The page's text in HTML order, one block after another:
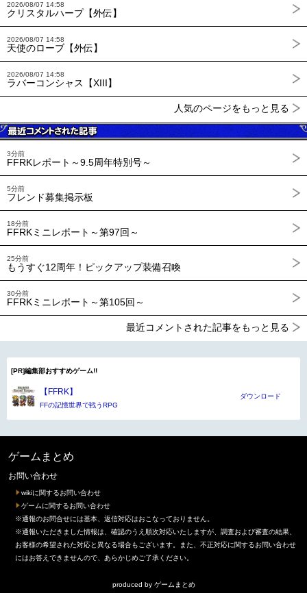
2026/08/07 14:58
クリスタルハープ【外伝】
2026/08/07 14:58
天使のローブ【外伝】
2026/08/07 14:58
ラバーコンシャス【XIII】
人気のページをもっと見る
3分前
FFRKレポート～9.5周年特別号～
5分前
フレンド募集掲示板
18分前
FFRKミニレポート～第97回～
25分前
もうすぐ12周年！ピックアップ装備召喚
30分前
FFRKミニレポート～第105回～
最近コメントされた記事をもっと見る
[PR]編集部おすすめゲーム!!
【FFRK】
FFの記憶世界で戦うRPG
ダウンロード
ゲームまとめ
お問い合わせ
wikiに関するお問い合わせ
ゲームに関するお問い合わせ
※通報のお問合せには基本、返信対応はおこなっておりません。
※通報いただきました情報は、確認のうえ順次対応いたしますが、調査および審査の結果、
お客様の希望された対応と異なる場合もございます。また、不正対応に関するお問い合わせ
にはお答えできませんので、あらかじめご了承ください。
produced by ゲームまとめ